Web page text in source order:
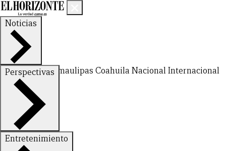
Noticias
Nuevo LeónTamaulipas Coahuila NacionalInternacional
Perspectivas
FinanzasOpinión
Entretenimiento